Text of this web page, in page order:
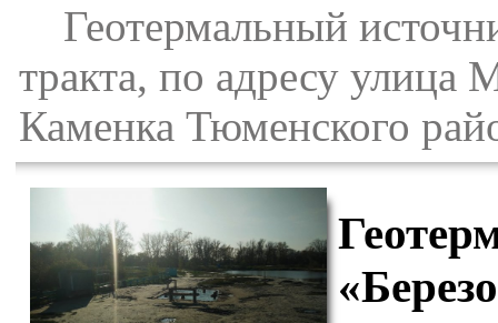
Геотермальный
тракта, по адресу улица
Каменка Тюменского